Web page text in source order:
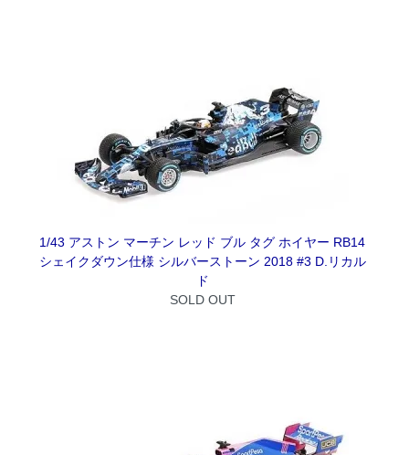
1/43 アストン マーチン レッド ブル タグ ホイヤー RB14
シェイクダウン仕様 シルバーストーン 2018 #3 D.リカル
ド
SOLD OUT